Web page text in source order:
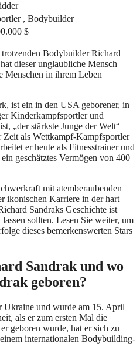
, Bodybuilder
$
Bodybuilder Richard
dieser unglaubliche Mensch
Menschen in ihrem Leben
ist ein in den USA geborener, in
Kinderkampfsportler und
„der stärkste Junge der Welt“
Zeit als Wettkampf-Kampfsportler
er heute als Fitnesstrainer und
geschätztes Vermögen von 400
mit atemberaubenden
ikonischen Karriere in der hart
Sandraks Geschichte ist
sollten. Lesen Sie weiter, um
dieses bemerkenswerten Stars
Sandrak und wo
geboren?
Ukraine und wurde am 15. April
als er zum ersten Mal die
geboren wurde, hat er sich zu
internationalen Bodybuilding-